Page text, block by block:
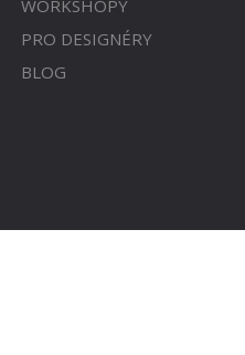
WORKSHOPY
PRO DESIGNÉRY
BLOG